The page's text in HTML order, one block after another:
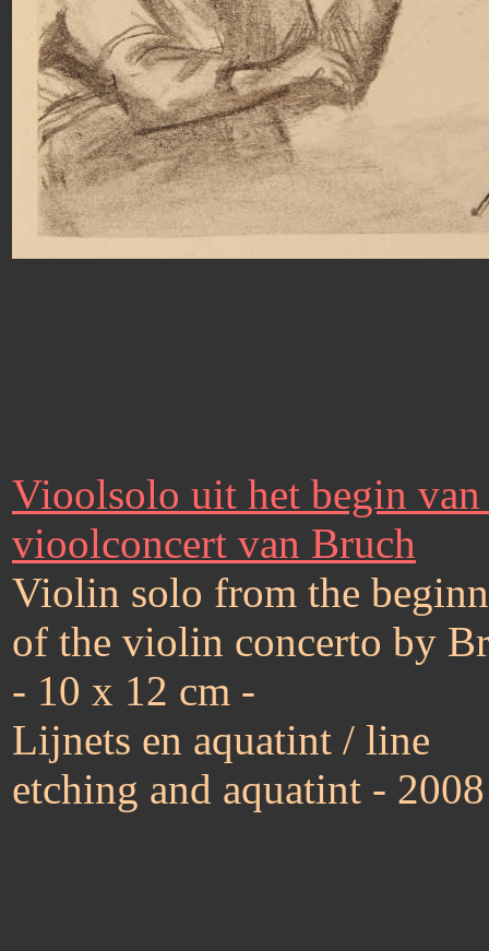
Vioolsolo uit het begin van
vioolconcert van Bruch
Violin solo from the
of the violin concerto by
- 10 x 12 cm -
Lijnets en aquatint / line
etching and aquatint - 2008